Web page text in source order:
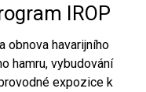
IROP
obnova havarijního
hamru, vybudování
expozice k